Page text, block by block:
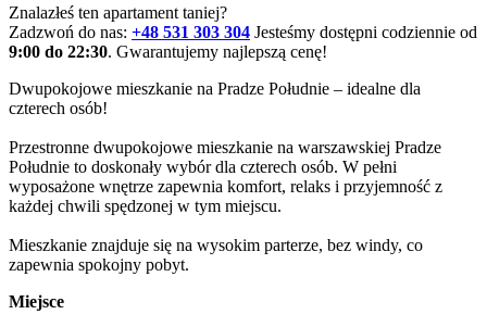
Znalazłeś ten apartament taniej?
Zadzwoń do nas: +48 531 303 304 Jesteśmy dostępni codziennie od
9:00 do 22:30. Gwarantujemy najlepszą cenę!
Dwupokojowe mieszkanie na Pradze Południe – idealne dla
czterech osób!
Przestronne dwupokojowe mieszkanie na warszawskiej Pradze
Południe to doskonały wybór dla czterech osób. W pełni
wyposażone wnętrze zapewnia komfort, relaks i przyjemność z
każdej chwili spędzonej w tym miejscu.
Mieszkanie znajduje się na wysokim parterze, bez windy, co
zapewnia spokojny pobyt.
Miejsce